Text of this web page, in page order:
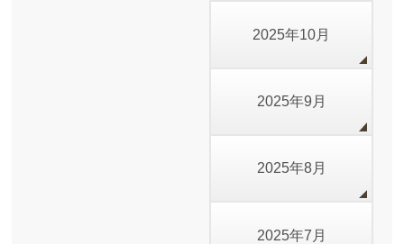
2025年10月
2025年9月
2025年8月
2025年7月